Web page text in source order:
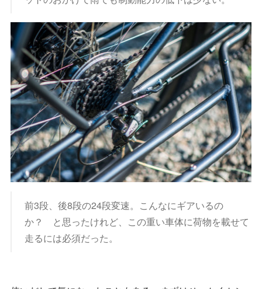
前3段、後8段の24段変速。こんなにギアいるの
か？ と思ったけれど、この重い車体に荷物を載せて
走るには必須だった。